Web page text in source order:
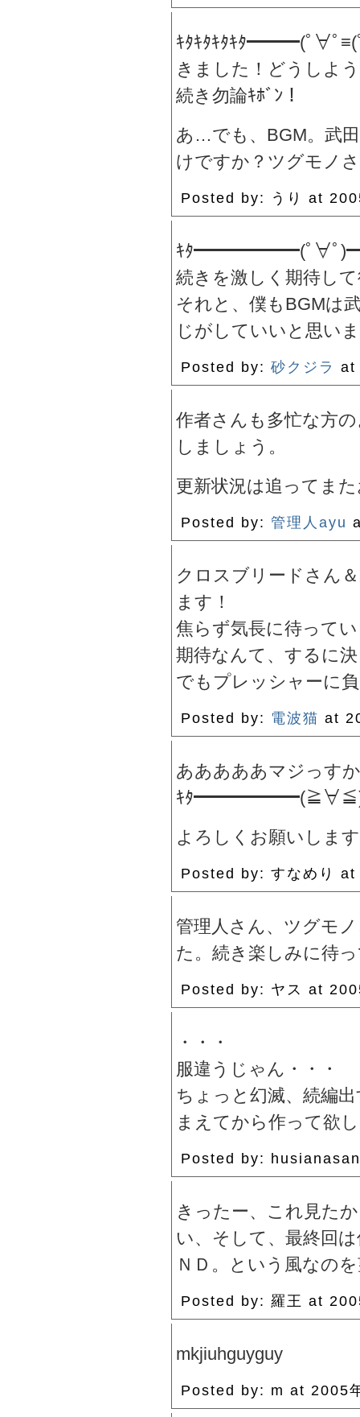
ｷﾀｷﾀｷﾀｷﾀ━━━(ﾟ∀ﾟ
きました！どうしよ
続き勿論ｷﾎﾞﾝ！
あ…でも、BGM。武
けですか？ツグモノ
Posted by: うり at
ｷﾀ━━━━━━(ﾟ∀ﾟ
続きを激しく期待し
それと、僕もBGMは
じがしていいと思い
Posted by:砂クジラ at
作者さんも多忙な方
しましょう。
更新状況は追ってま
Posted by:管理人ayu
クロスブリードさん
ます！
焦らず気長に待って
期待なんて、するに
でもプレッシャーに
Posted by: 電波猫 at
あああああマジっす
ｷﾀ
よろしくお願いしま
Posted by: すなめり
管理人さん、ツグモ
た。続き楽しみに待
Posted by: ヤス at
・・・
服違うじゃん・・・
ちょっと幻滅、続編
まえてから作って欲
Posted by:
きったー、これ見た
い、そして、最終回
ＮＤ。という風なの
Posted by: 羅王 at
mkjiuhguyguy
Posted by: m at 2005